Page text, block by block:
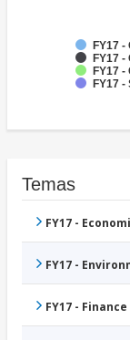
FY17
FY17
FY17
FY17
Temas
FY17 -
FY17 -
FY17 - Finance